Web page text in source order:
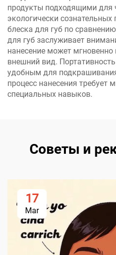
продукты подходящими для
экологически сознательных
блеска для губ по
для губ заслуживает
нанесение может
внешний вид.
удобным для
процесс нанесения требует
специальных навыков.
Советы и
17
Mar